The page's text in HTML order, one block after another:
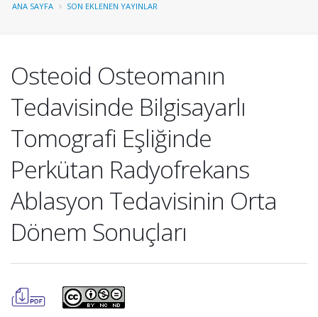
ANA SAYFA SON EKLENEN YAYINLAR
Osteoid Osteomanın
Tedavisinde Bilgisayarlı
Tomografi Eşliğinde
Perkütan Radyofrekans
Ablasyon Tedavisinin Orta
Dönem Sonuçları